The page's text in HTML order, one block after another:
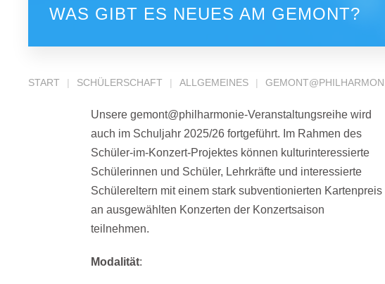
WAS GIBT ES NEUES AM GEMONT?
START SCHÜLERSCHAFT ALLGEMEINES
Unsere gemont@philharmonie-Veranstaltungsreihe wird
auch im Schuljahr 2025/26 fortgeführt. Im Rahmen des
Schüler-im-Konzert-Projektes können kulturinteressierte
Schülerinnen und Schüler, Lehrkräfte und interessierte
Schülereltern mit einem stark subventionierten Kartenpreis
an ausgewählten Konzerten der Konzertsaison
teilnehmen.
Modalität: